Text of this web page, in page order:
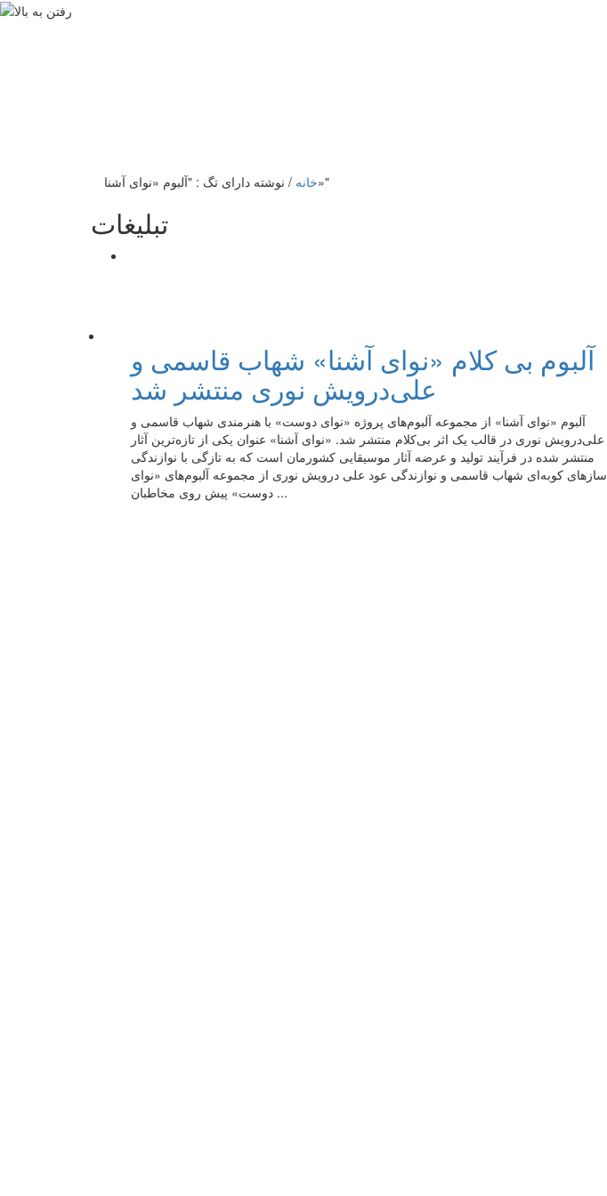
خانه / نوشته دارای تگ : "آلبوم «نوای آشنا»"
تبلیغات
آلبوم بی کلام «نوای آشنا» شهاب قاسمی و
علی‌درویش نوری منتشر شد
آلبوم «نوای آشنا» از مجموعه آلبوم‌های پروژه «نوای دوست» با هنرمندی شهاب قاسمی و
علی‌درویش نوری در قالب یک اثر بی‌کلام منتشر شد. «نوای آشنا» عنوان یکی از تازه‌ترین آثار
منتشر شده در فرآیند تولید و عرضه آثار موسیقایی کشورمان است که به تازگی با نوازندگی
سازهای کوبه‌ای شهاب قاسمی و نوازندگی عود علی درویش نوری از مجموعه آلبوم‌های «نوای
دوست» پیش روی مخاطبان ...